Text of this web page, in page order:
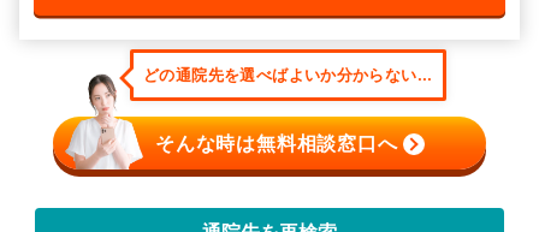
どの通院先を選べばよいか分からない...
そんな時は無料相談窓口へ